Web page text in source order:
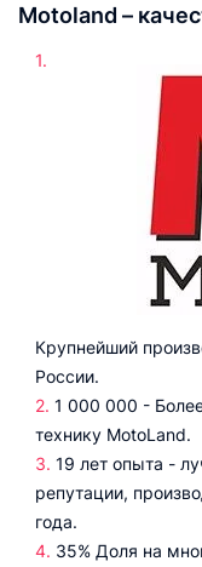
Motoland –
Крупнейший
России.
1 000 000 -
технику MotoLand.
19 лет опыта -
репутации,
года.
35% Доля на